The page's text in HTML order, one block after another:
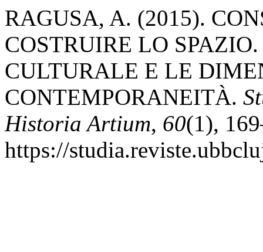
RAGUSA, A. (2015).
COSTRUIRE LO
CULTURALE E LE
CONTEMPORANEITÀ.
Historia Artium, 60(1),
https://